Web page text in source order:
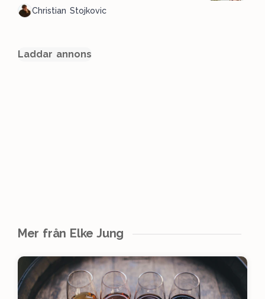
Christian Stojkovic
Laddar annons
Mer från Elke Jung